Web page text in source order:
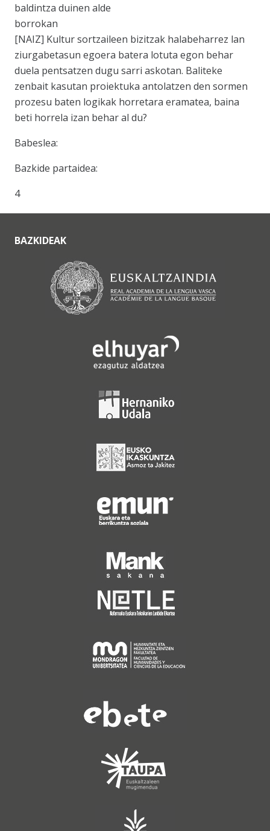
baldintza duinen alde
borrokan
[NAIZ] Kultur sortzaileen bizitzak halabeharrez lan
ziurgabetasun egoera batera lotuta egon behar
duela pentsatzen dugu sarri askotan. Baliteke
zenbait kasutan proiektuka antolatzen den sormen
prozesu baten logikak horretara eramatea, baina
beti horrela izan behar al du?
Babeslea:
Bazkide partaidea:
4
BAZKIDEAK